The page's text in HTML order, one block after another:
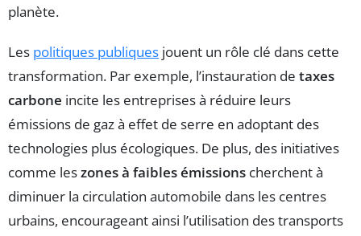
planète.
Les politiques publiques jouent un rôle clé dans cette
transformation. Par exemple, l’instauration de taxes
carbone incite les entreprises à réduire leurs
émissions de gaz à effet de serre en adoptant des
technologies plus écologiques. De plus, des initiatives
comme leszones à faibles émissions cherchent à
diminuer la circulation automobile dans les centres
urbains, encourageant ainsi l’utilisation des transports